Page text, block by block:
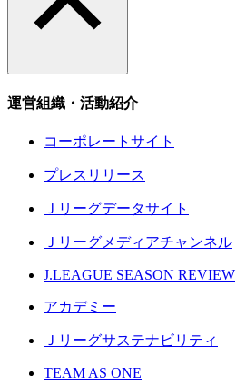
運営組織・活動紹介
コーポレートサイト
プレスリリース
Ｊリーグデータサイト
Ｊリーグメディアチャンネル
J.LEAGUE SEASON REVIEW
アカデミー
Ｊリーグサステナビリティ
TEAM AS ONE